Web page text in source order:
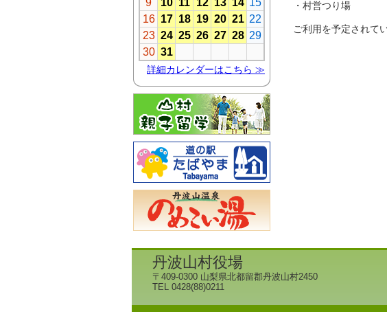
・村営つり場
ご利用を予定されて
丹波山村役場
〒409-0300 山梨県北都留郡丹波山村2450
TEL 0428(88)0211